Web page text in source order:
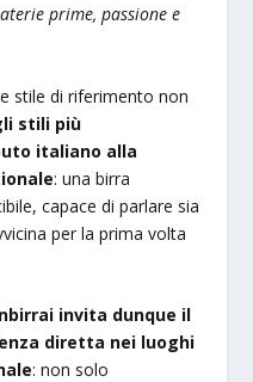
prime, passione e
stile di riferimento non
stili più
italiano alla
: una birra
capace di parlare sia
per la prima volta
invita dunque il
diretta nei luoghi
: non solo